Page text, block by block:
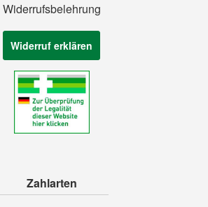
Widerrufsbelehrung
Widerruf erklären
Zahlarten